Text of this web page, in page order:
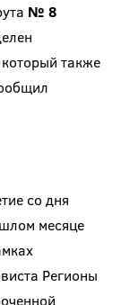
№ 8
также
со дня
месяце
Регионы